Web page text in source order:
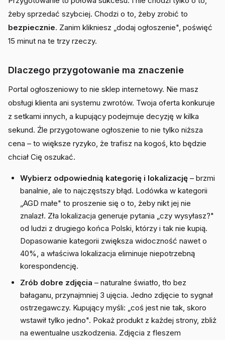
żeby sprzedać szybciej. Chodzi o to, żeby zrobić to
bezpiecznie. Zanim klikniesz „dodaj ogłoszenie", poświęć
15 minut na te trzy rzeczy.
Dlaczego przygotowanie ma znaczenie
Portal ogłoszeniowy to nie sklep internetowy. Nie masz
obsługi klienta ani systemu zwrotów. Twoja oferta konkuruje
z setkami innych, a kupujący podejmuje decyzję w kilka
sekund. Źle przygotowane ogłoszenie to nie tylko niższa
cena – to większe ryzyko, że trafisz na kogoś, kto będzie
chciał Cię oszukać.
Wybierz odpowiednią kategorię i lokalizację – brzmi
banalnie, ale to najczęstszy błąd. Lodówka w kategorii
„AGD małe" to proszenie się o to, żeby nikt jej nie
znalazł. Zła lokalizacja generuje pytania „czy wysyłasz?"
od ludzi z drugiego końca Polski, którzy i tak nie kupią.
Dopasowanie kategorii zwiększa widoczność nawet o
40%, a właściwa lokalizacja eliminuje niepotrzebną
korespondencję.
Zrób dobre zdjęcia – naturalne światło, tło bez
bałaganu, przynajmniej 3 ujęcia. Jedno zdjęcie to sygnał
ostrzegawczy. Kupujący myśli: „coś jest nie tak, skoro
wstawił tylko jedno". Pokaż produkt z każdej strony, zbliż
na ewentualne uszkodzenia. Zdjęcia z fleszem